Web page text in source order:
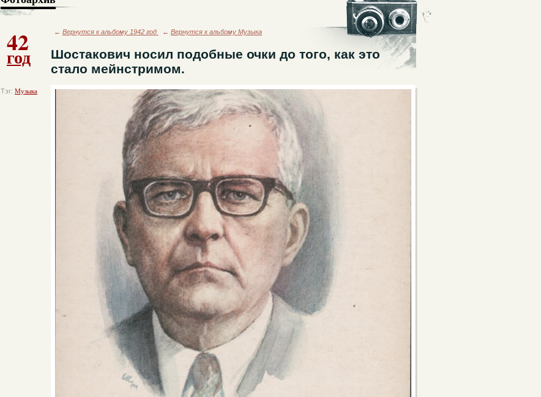
42
год
Тэг: Музыка
← Вернутся к альбому 1942 год ← Вернутся к альбому Музыка
Шостакович носил подобные очки до того, как это
стало мейнстримом.